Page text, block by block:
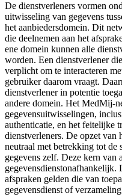
De dienstverleners vormen
uitwisseling van gegevens
het aanbiedersdomein. Dit
die deelnemen aan het
ene domein kunnen alle
worden. Een dienstverlener
verplicht om te interacteren
gebruiker daarom vraagt.
dienstverlener in potentie
andere domein. Het MedMij-
gegevensuitwisselingen,
authenticatie, en het feitelijke
dienstverleners. De opzet
neutraal met betrekking tot
gegevens zelf. Deze kern van
gegevensdienstonafhankelijk.
afspraken gelden die van
gegevensdienst of